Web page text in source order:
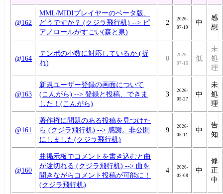
@162
MML/MIDIプレイヤーのベータ版、
どうですか？ (クジラ飛行机) --> ピ
アノロールがすごい(森と泉)
2
2026-
07-19
中
感
想
@164
テンポの小数に対応しているか (折
れ)
0
2026-
07-16
低
未
処
理
@163
新規ユーザー登録の画面について
(こんがら) --> 登録と投稿、できま
した！(こんがら)
3
2026-
05-27
中
未
処
理
@161
著作権に問題のある投稿を見つけた
ら (クジラ飛行机) --> 感謝。非公開
にしました(クジラ飛行机)
9
2026-
05-11
中
告
知
@160
曲掲示板でコメントを書き込むと曲
が途切れる (クジラ飛行机) --> 曲を
聞きながらコメント投稿が可能に！
(クジラ飛行机)
4
2026-
02-08
中
修
正
中